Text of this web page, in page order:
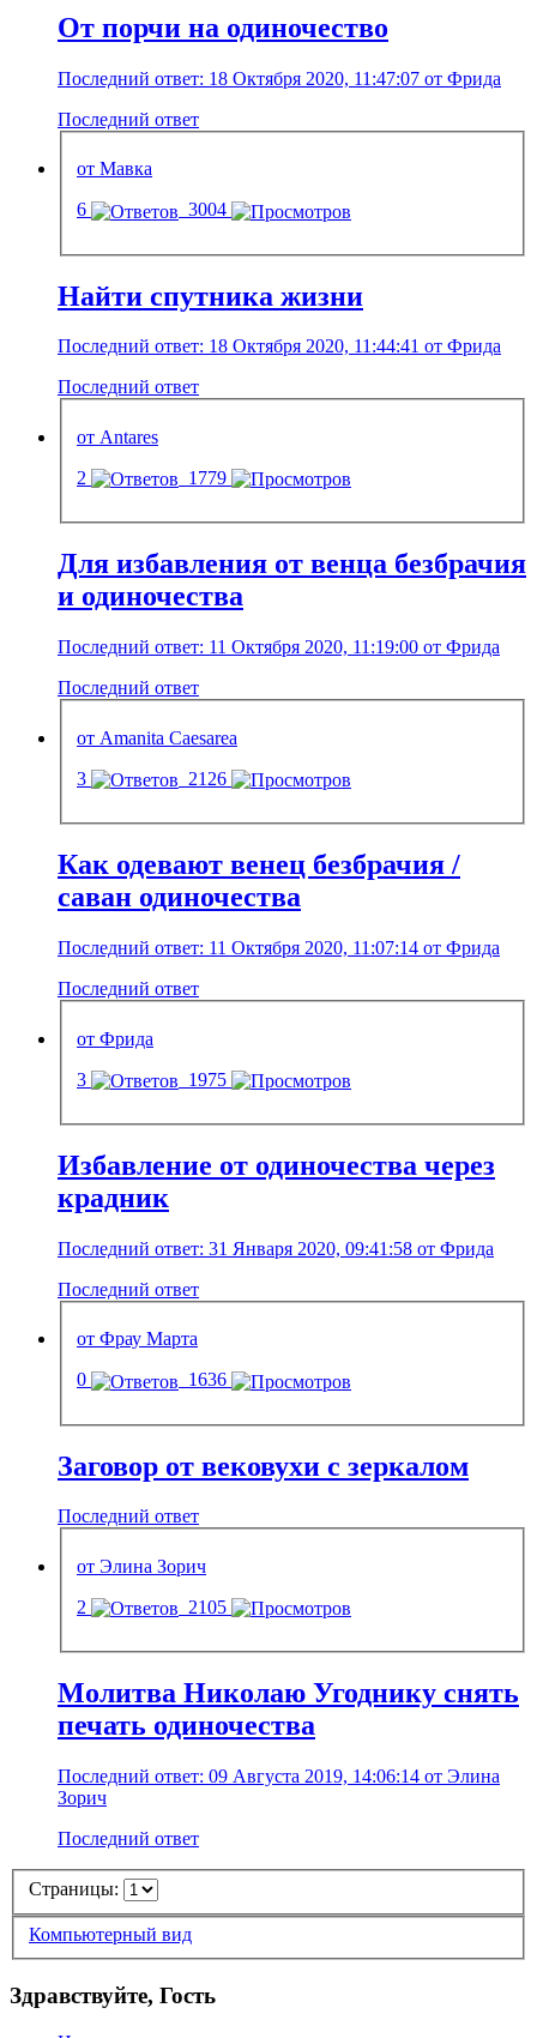
От порчи на одиночество
Последний ответ: 18 Октября 2020, 11:47:07 от Фрида
Последний ответ
от Мавка
6
3004
Найти спутника жизни
Последний ответ: 18 Октября 2020, 11:44:41 от Фрида
Последний ответ
от Antares
2
1779
Для избавления от венца безбрачия
и одиночества
Последний ответ: 11 Октября 2020, 11:19:00 от Фрида
Последний ответ
от Amanita Caesarea
3
2126
Как одевают венец безбрачия /
саван одиночества
Последний ответ: 11 Октября 2020, 11:07:14 от Фрида
Последний ответ
от Фрида
3
1975
Избавление от одиночества через
крадник
Последний ответ: 31 Января 2020, 09:41:58 от Фрида
Последний ответ
от Фрау Марта
0
1636
Заговор от вековухи с зеркалом
Последний ответ
от Элина Зорич
2
2105
Молитва Николаю Угоднику снять
печать одиночества
Последний ответ: 09 Августа 2019, 14:06:14 от Элина
Зорич
Последний ответ
Страницы:
Компьютерный вид
Здравствуйте, Гость